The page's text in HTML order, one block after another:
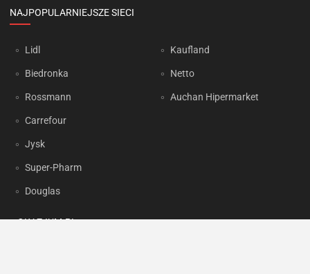
NAJPOPULARNIEJSZE SIECI
Lidl
Biedronka
Rossmann
Carrefour
Jysk
Super-Pharm
Douglas
Kaufland
Netto
Auchan Hipermarket
OKAZJUM.PL